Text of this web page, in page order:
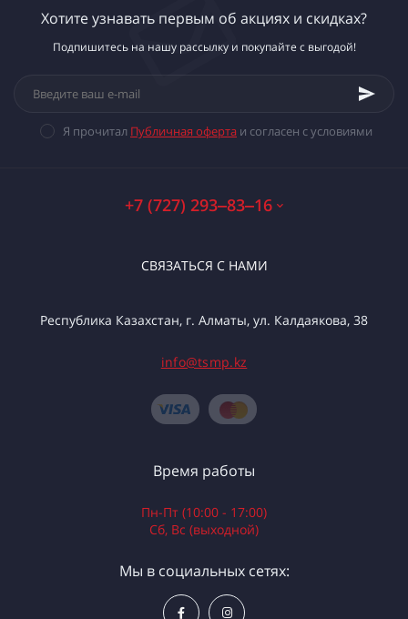
Хотите узнавать первым об акциях и скидках?
Подпишитесь на нашу рассылку и покупайте с выгодой!
Я прочитал Публичная оферта и согласен с условиями
+7 (727) 293‒83‒16
СВЯЗАТЬСЯ С НАМИ
Республика Казахстан, г. Алматы, ул. Калдаякова, 38
info@tsmp.kz
Время работы
Пн-Пт (10:00 - 17:00)
Сб, Вс (выходной)
Мы в социальных сетях: